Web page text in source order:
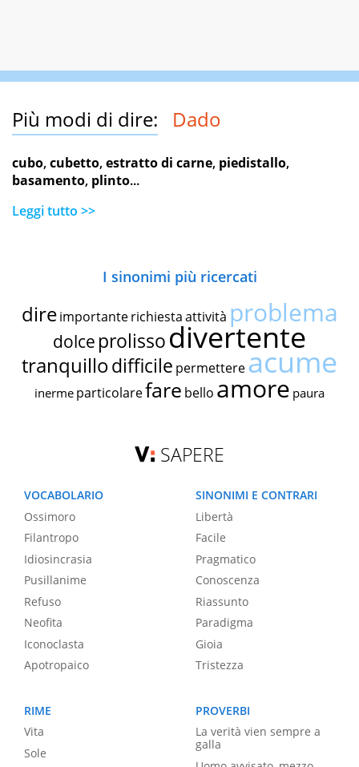
Più modi di dire: Dado
cubo,cubetto,estratto di carne, piedistallo,
basamento, plinto...
Leggi tutto >>
I sinonimi più ricercati
dire importante richiestaattività problema
dolce prolissodivertente
tranquillodifficile permettereacume
inerme particolarefare bello amore paura
SAPERE
VOCABOLARIO
Ossimoro
Filantropo
Idiosincrasia
Pusillanime
Refuso
Neofita
Iconoclasta
Apotropaico
SINONIMI E CONTRARI
Libertà
Facile
Pragmatico
Conoscenza
Riassunto
Paradigma
Gioia
Tristezza
RIME
Vita
Sole
PROVERBI
La verità vien sempre a
galla